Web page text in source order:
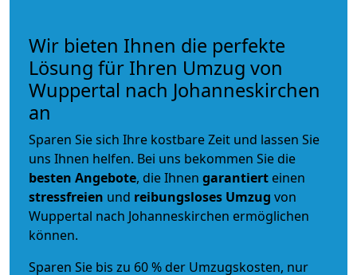
Wir bieten Ihnen die perfekte
Lösung für Ihren Umzug von
Wuppertal nach Johanneskirchen
an
Sparen Sie sich Ihre kostbare Zeit und lassen Sie
uns Ihnen helfen. Bei uns bekommen Sie die
besten Angebote, die Ihnen garantiert einen
stressfreien und reibungsloses Umzug von
Wuppertal nach Johanneskirchen ermöglichen
können.
Sparen Sie bis zu 60 % der Umzugskosten, nur